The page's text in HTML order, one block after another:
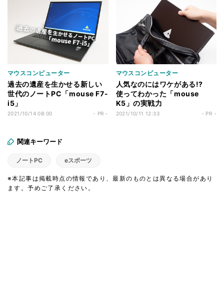
マウスコンピューター
過去の遺産を生かせる新しい
世代のノートPC「mouse F7-
i5」
2021/10/14 08:00 - PR -
マウスコンピューター
人気なのにはワケがある!?
使ってわかった「mouse
K5」の実戦力
2021/10/11 12:33 - PR -
関連キーワード
ノートPC eスポーツ
※本記事は掲載時点の情報であり、最新のものとは異なる場合があり
ます。予めご了承ください。